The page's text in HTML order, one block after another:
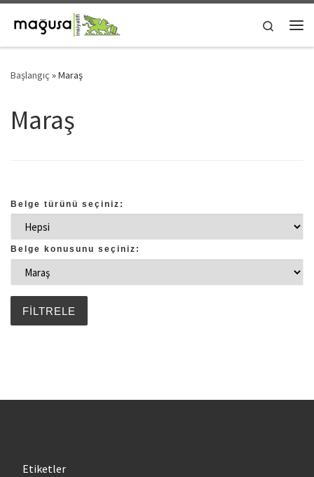
Skip to content
Search
Başlangıç »Maraş
Maraş
Belge türünü seçiniz:
Belge konusunu seçiniz:
Etiketler